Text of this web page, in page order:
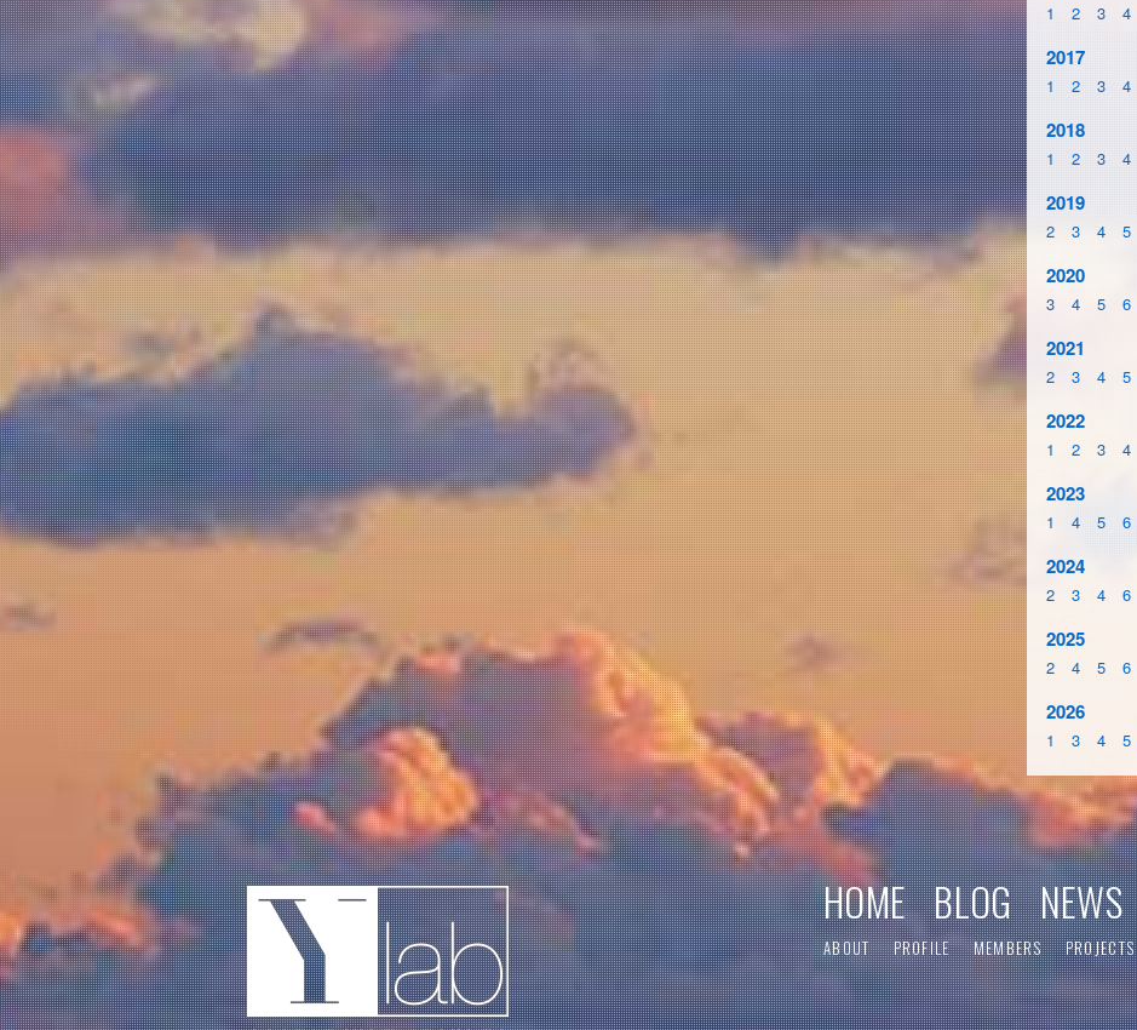
1 2 3 4
2017
1 2 3 4
2018
1 2 3 4
2019
2 3 4 5
2020
3 4 5 6
2021
2 3 4 5
2022
1 2 3 4
2023
1 4 5 6
2024
2 3 4 6
2025
2 4 5 6
2026
1 3 4 5
HOME BLOG NEWS
ABOUT PROFILE MEMBERS PROJECTS